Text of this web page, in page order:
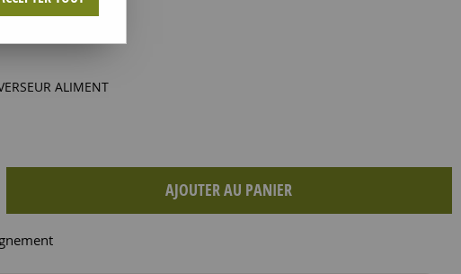
ALIMENT
AJOUTER AU PANIER